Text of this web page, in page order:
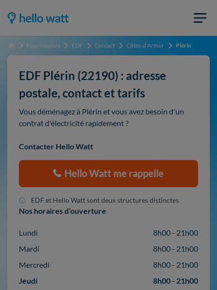
Accueil Fournisseurs EDF Contact Côtes-d'Armor Plérin
EDF Plérin (22190) : adresse
postale, contact et tarifs
Vous déménagez à Plérin et vous avez besoin d'un
contrat d'électricité rapidement ?
Contacter Hello Watt
Hello Watt me rappelle
EDF et Hello Watt sont deux structures distinctes
Nos horaires d’ouverture
Lundi
8h00 - 21h00
Mardi
8h00 - 21h00
Mercredi
8h00 - 21h00
Jeudi
8h00 - 21h00